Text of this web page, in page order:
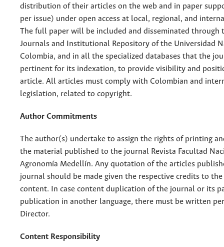
distribution of their articles on the web and in paper
per issue) under open access at local, regional, and
The full paper will be included and disseminated through
Journals and Institutional Repository of the Universidad
Colombia, and in all the specialized databases that the
pertinent for its indexation, to provide visibility and
article. All articles must comply with Colombian and
legislation, related to copyright.
Author Commitments
The author(s) undertake to assign the rights of printing
the material published to the journal Revista Facultad
Agronomía Medellín. Any quotation of the articles
journal should be made given the respective credits to
content. In case content duplication of the journal or its
publication in another language, there must be written
Director.
Content Responsibility